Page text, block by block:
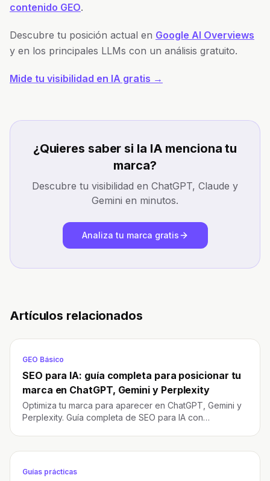
contenido GEO.
Descubre tu posición actual en Google AI Overviews
y en los principales LLMs con un análisis gratuito.
Mide tu visibilidad en IA gratis →
¿Quieres saber si la IA menciona tu
marca?
Descubre tu visibilidad en ChatGPT, Claude y
Gemini en minutos.
Analiza tu marca gratis
Artículos relacionados
GEO Básico
SEO para IA: guía completa para posicionar tu
marca en ChatGPT, Gemini y Perplexity
Optimiza tu marca para aparecer en ChatGPT, Gemini y
Perplexity. Guía completa de SEO para IA con
Guías prácticas